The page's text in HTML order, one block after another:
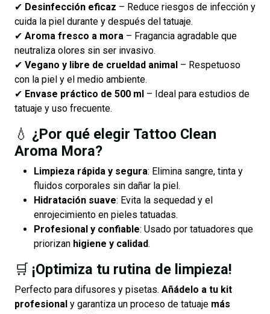
✔ Desinfección eficaz – Reduce riesgos de infección y
cuida la piel durante y después del tatuaje.
✔ Aroma fresco a mora – Fragancia agradable que
neutraliza olores sin ser invasivo.
✔ Vegano y libre de crueldad animal – Respetuoso
con la piel y el medio ambiente.
✔ Envase práctico de 500 ml – Ideal para estudios de
tatuaje y uso frecuente.
💧 ¿Por qué elegir Tattoo Clean
Aroma Mora?
Limpieza rápida y segura: Elimina sangre, tinta y
fluidos corporales sin dañar la piel.
Hidratación suave: Evita la sequedad y el
enrojecimiento en pieles tatuadas.
Profesional y confiable: Usado por tatuadores que
priorizan higiene y calidad.
🛒 ¡Optimiza tu rutina de limpieza!
Perfecto para difusores y pisetas. Añádelo a tu kit
profesional y garantiza un proceso de tatuaje más